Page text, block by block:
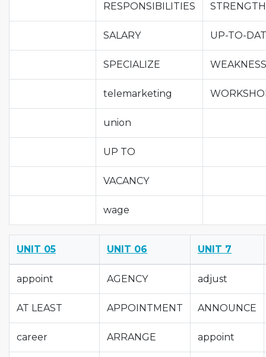
RESPONSIBILITIES
SALARY UP-TO-
SPECIALIZE
telemarketing
union
UP TO
VACANCY
wage
UNIT 05 UNIT 06 UNIT 7
appoint AGENCY adjust
AT LEAST APPOINTMENT ANNOUNCE
career ARRANGE appoint